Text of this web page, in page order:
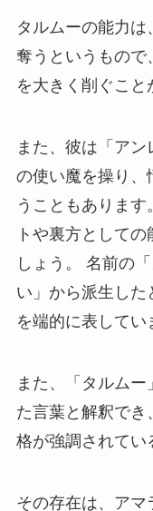
タルムーの能力
奪うというもので
を大きく削ぐこと
また、彼は「ア
の使い魔を操り、
うこともありま
トや裏方として
しょう。 名前の
い」から派生した
を端的に表してい
また、「タルム
た言葉と解釈でき
格が強調されてい
その存在は、アマ